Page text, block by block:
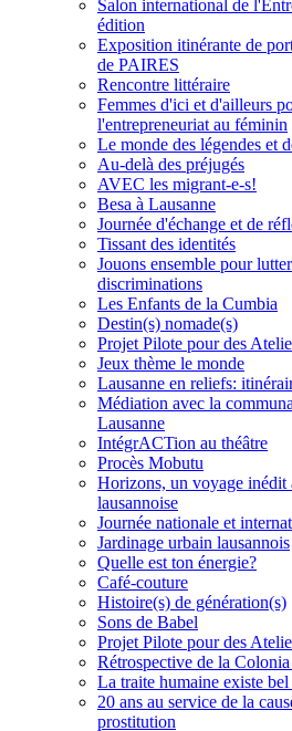
Salon international de
édition
Exposition itinérante de
de PAIRES
Rencontre littéraire
Femmes d'ici et d'ailleurs
l'entrepreneuriat au féminin
Le monde des légendes et
Au-delà des préjugés
AVEC les migrant-e-s!
Besa à Lausanne
Journée d'échange et de
Tissant des identités
Jouons ensemble pour
discriminations
Les Enfants de la Cumbia
Destin(s) nomade(s)
Projet Pilote pour des
Jeux thème le monde
Lausanne en reliefs:
Médiation avec la
Lausanne
IntégrACTion au théâtre
Procès Mobutu
Horizons, un voyage
lausannoise
Journée nationale et
Jardinage urbain lausannois
Quelle est ton énergie?
Café-couture
Histoire(s) de génération(s)
Sons de Babel
Projet Pilote pour des
Rétrospective de la
La traite humaine existe
20 ans au service de la
prostitution